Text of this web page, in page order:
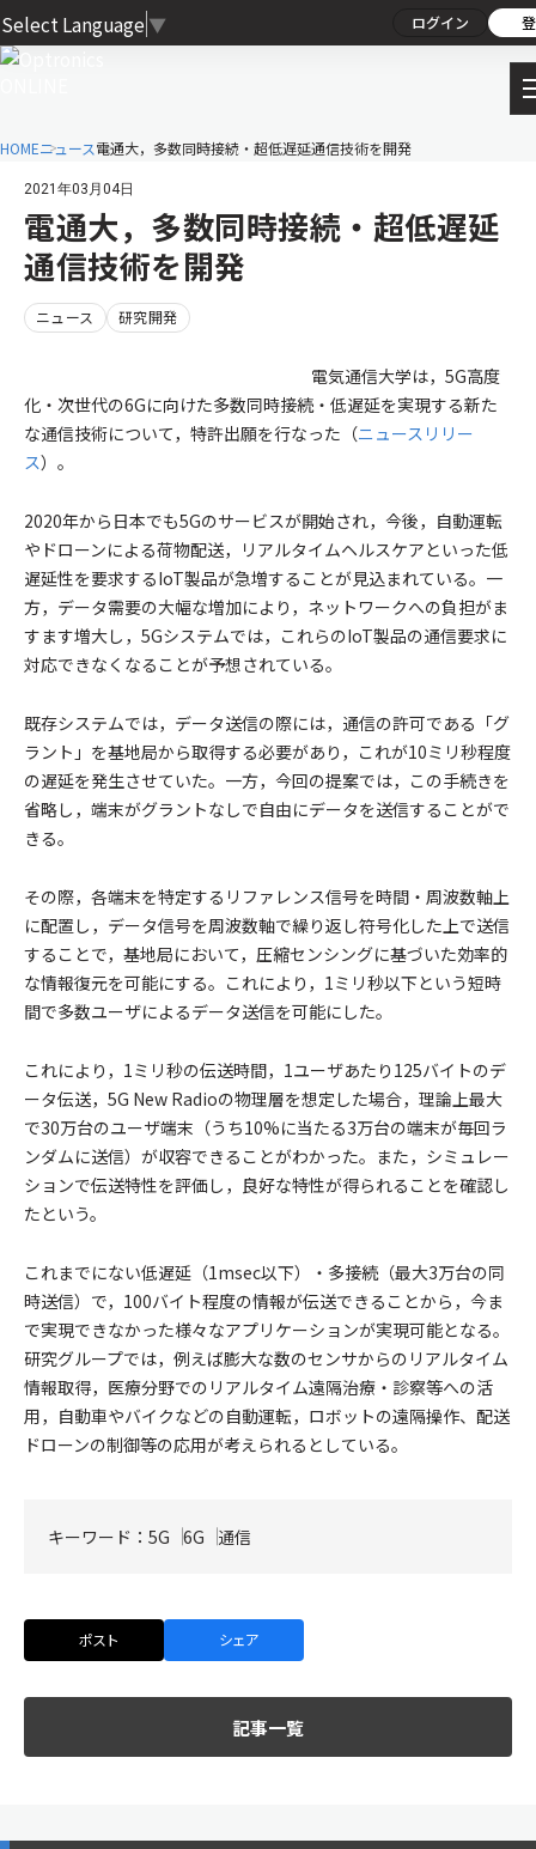
Select Language ▼ ログイン
HOMEニュース電通大，多数同時接続・超低遅延通信技術を開発
2021年03月04日
電通大，多数同時接続・超低遅延
通信技術を開発
ニュース 研究開発
電気通信大学は，5G高度
化・次世代の6Gに向けた多数同時接続・低遅延を実現する新た
な通信技術について，特許出願を行なった（ニュースリリー
ス）。
2020年から日本でも5Gのサービスが開始され，今後，自動運転
やドローンによる荷物配送，リアルタイムヘルスケアといった低
遅延性を要求するIoT製品が急増することが見込まれている。一
方，データ需要の大幅な増加により，ネットワークへの負担がま
すます増大し，5Gシステムでは，これらのIoT製品の通信要求に
対応できなくなることが予想されている。
既存システムでは，データ送信の際には，通信の許可である「グ
ラント」を基地局から取得する必要があり，これが10ミリ秒程度
の遅延を発生させていた。一方，今回の提案では，この手続きを
省略し，端末がグラントなしで自由にデータを送信することがで
きる。
その際，各端末を特定するリファレンス信号を時間・周波数軸上
に配置し，データ信号を周波数軸で繰り返し符号化した上で送信
することで，基地局において，圧縮センシングに基づいた効率的
な情報復元を可能にする。これにより，1ミリ秒以下という短時
間で多数ユーザによるデータ送信を可能にした。
これにより，1ミリ秒の伝送時間，1ユーザあたり125バイトのデ
ータ伝送，5G New Radioの物理層を想定した場合，理論上最大
で30万台のユーザ端末（うち10%に当たる3万台の端末が毎回ラ
ンダムに送信）が収容できることがわかった。また，シミュレー
ションで伝送特性を評価し，良好な特性が得られることを確認し
たという。
これまでにない低遅延（1msec以下）・多接続（最大3万台の同
時送信）で，100バイト程度の情報が伝送できることから，今ま
で実現できなかった様々なアプリケーションが実現可能となる。
研究グループでは，例えば膨大な数のセンサからのリアルタイム
情報取得，医療分野でのリアルタイム遠隔治療・診察等への活
用，自動車やバイクなどの自動運転，ロボットの遠隔操作、配送
ドローンの制御等の応用が考えられるとしている。
キーワード： 5G 6G 通信
ポスト シェア
記事一覧